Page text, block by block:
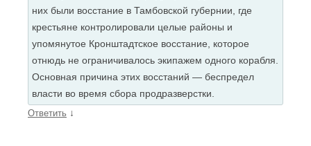
них были восстание в Тамбовской губернии, где
крестьяне контролировали целые районы и
упомянутое Кронштадтское восстание, которое
отнюдь не ограничивалось экипажем одного корабля.
Основная причина этих восстаний — беспредел
власти во время сбора продразверстки.
Ответить ↓